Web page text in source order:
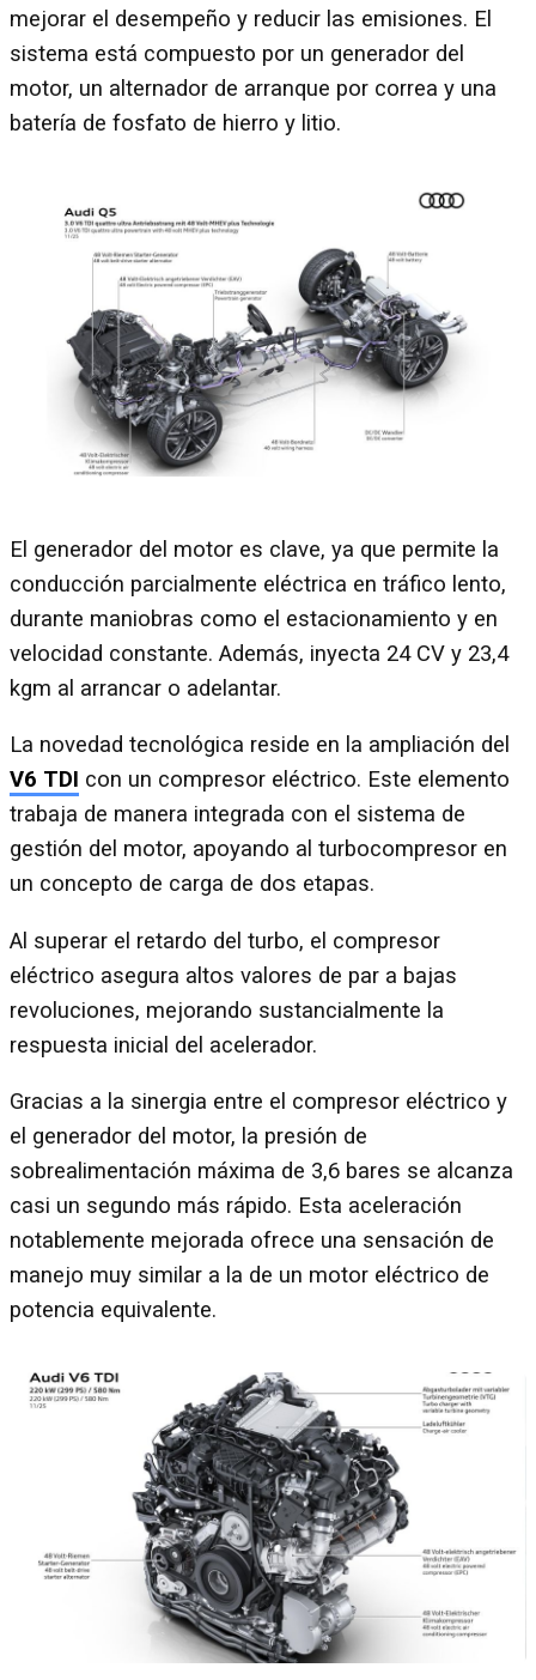
mejorar el desempeño y reducir las emisiones. El
sistema está compuesto por un generador del
motor, un alternador de arranque por correa y una
batería de fosfato de hierro y litio.
El generador del motor es clave, ya que permite la
conducción parcialmente eléctrica en tráfico lento,
durante maniobras como el estacionamiento y en
velocidad constante. Además, inyecta 24 CV y 23,4
kgm al arrancar o adelantar.
La novedad tecnológica reside en la ampliación del
V6 TDI con un compresor eléctrico. Este elemento
trabaja de manera integrada con el sistema de
gestión del motor, apoyando al turbocompresor en
un concepto de carga de dos etapas.
Al superar el retardo del turbo, el compresor
eléctrico asegura altos valores de par a bajas
revoluciones, mejorando sustancialmente la
respuesta inicial del acelerador.
Gracias a la sinergia entre el compresor eléctrico y
el generador del motor, la presión de
sobrealimentación máxima de 3,6 bares se alcanza
casi un segundo más rápido. Esta aceleración
notablemente mejorada ofrece una sensación de
manejo muy similar a la de un motor eléctrico de
potencia equivalente.